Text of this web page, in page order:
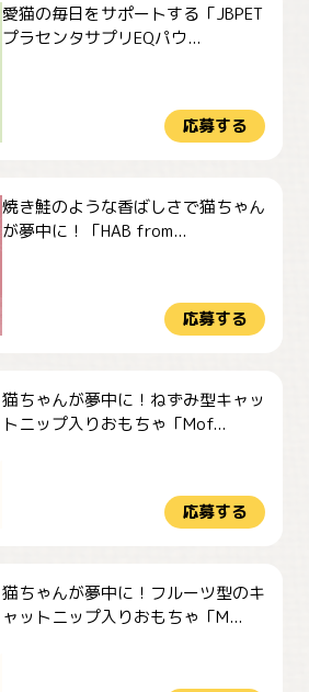
愛猫の毎日をサポートする「JBPET
プラセンタサプリEQパウ...
応募する
焼き鮭のような香ばしさで猫ちゃん
が夢中に！「HAB from...
応募する
猫ちゃんが夢中に！ねずみ型キャッ
トニップ入りおもちゃ「Mof...
応募する
猫ちゃんが夢中に！フルーツ型のキ
ャットニップ入りおもちゃ「M...